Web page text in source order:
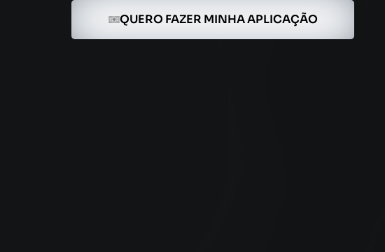
QUERO FAZER MINHA APLICAÇÃO